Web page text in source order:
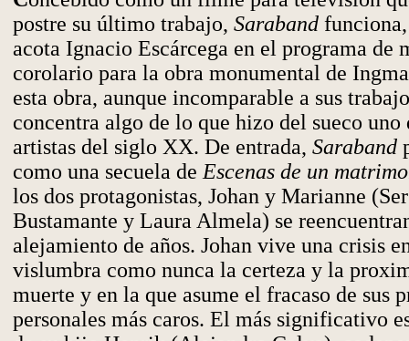
postre su último trabajo, Saraband
acota Ignacio Escárcega en el programa de
corolario para la obra monumental de
esta obra, aunque incomparable a sus
concentra algo de lo que hizo del sueco uno
artistas del siglo XX. De entrada, Saraband
como una secuela deEscenas de un
los dos protagonistas, Johan y Marianne
Bustamante y Laura Almela) se
alejamiento de años. Johan vive una crisis
vislumbra como nunca la certeza y la
muerte y en la que asume el fracaso de sus
personales más caros. El más significativo